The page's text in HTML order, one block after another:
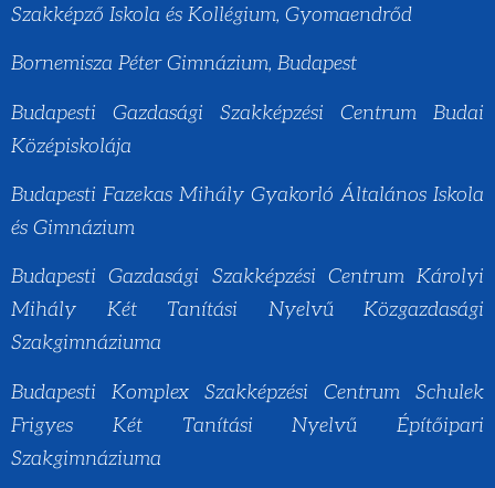
Szakképző Iskola és Kollégium, Gyomaendrőd
Bornemisza Péter Gimnázium, Budapest
Budapesti Gazdasági Szakképzési Centrum Budai
Középiskolája
Budapesti Fazekas Mihály Gyakorló Általános Iskola
és Gimnázium
Budapesti Gazdasági Szakképzési Centrum Károlyi
Mihály Két Tanítási Nyelvű Közgazdasági
Szakgimnáziuma
Budapesti Komplex Szakképzési Centrum Schulek
Frigyes Két Tanítási Nyelvű Építőipari
Szakgimnáziuma